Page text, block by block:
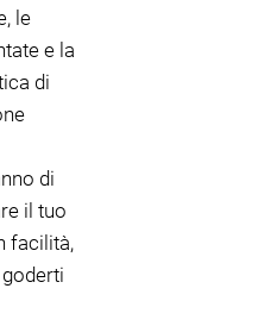
le
e la
di
di
il tuo
facilità,